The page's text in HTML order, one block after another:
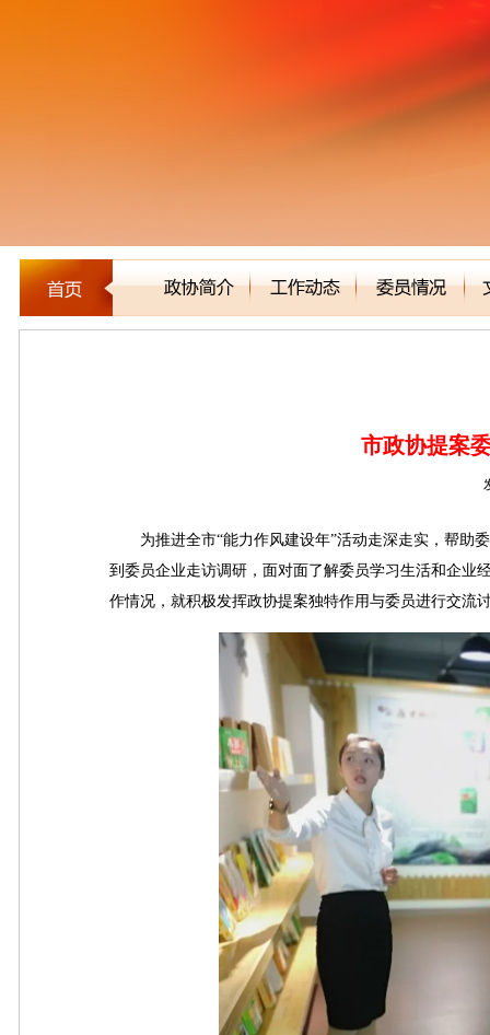
市政协提案
为推进全市“能力作风建设年”活动走深走实，帮助委
到委员企业走访调研，面对面了解委员学习生活和企业
作情况，就积极发挥政协提案独特作用与委员进行交流